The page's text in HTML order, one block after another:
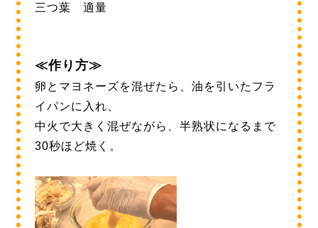
三つ葉 適量
≪作り方≫
卵とマヨネーズを混ぜたら、油を引いたフラ
イパンに入れ、
中火で大きく混ぜながら、半熟状になるまで
30秒ほど焼く。